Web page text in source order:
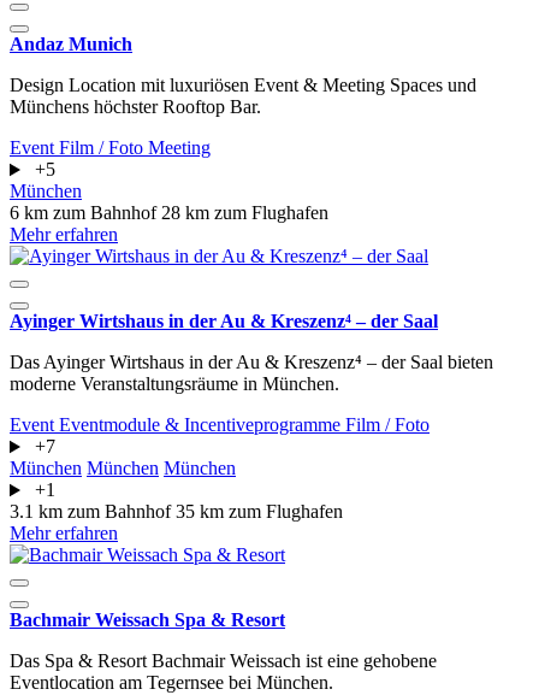
Andaz Munich
Design Location mit luxuriösen Event & Meeting Spaces und
Münchens höchster Rooftop Bar.
Event Film / Foto Meeting
+5
München
6 km zum Bahnhof 28 km zum Flughafen
Mehr erfahren
Ayinger Wirtshaus in der Au & Kreszenz⁴ – der Saal
Das Ayinger Wirtshaus in der Au & Kreszenz⁴ – der Saal bieten
moderne Veranstaltungsräume in München.
Event Eventmodule & Incentiveprogramme Film / Foto
+7
München München München
+1
3.1 km zum Bahnhof35 km zum Flughafen
Mehr erfahren
Bachmair Weissach Spa & Resort
Das Spa & Resort Bachmair Weissach ist eine gehobene
Eventlocation am Tegernsee bei München.